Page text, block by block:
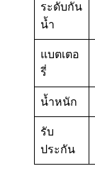
ระดับกัน
น้ำ
แบตเตอ
รี่
น้ำหนัก
รับ
ประกัน